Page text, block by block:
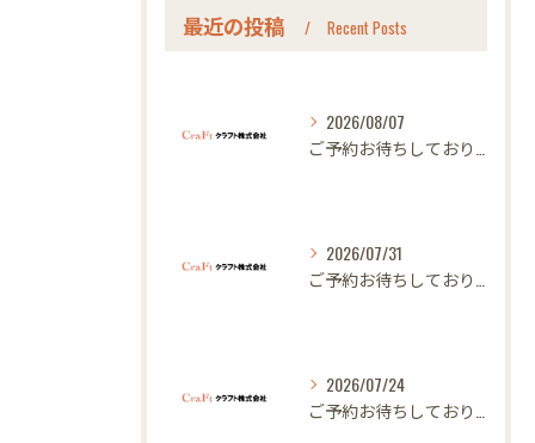
最近の投稿 Recent Posts
2026/08/07
2026/07/31
2026/07/24